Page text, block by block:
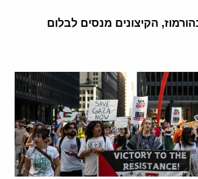
הקיצונים מנסים לבלום